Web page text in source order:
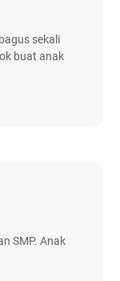
sekali
buat anak
SMP. Anak